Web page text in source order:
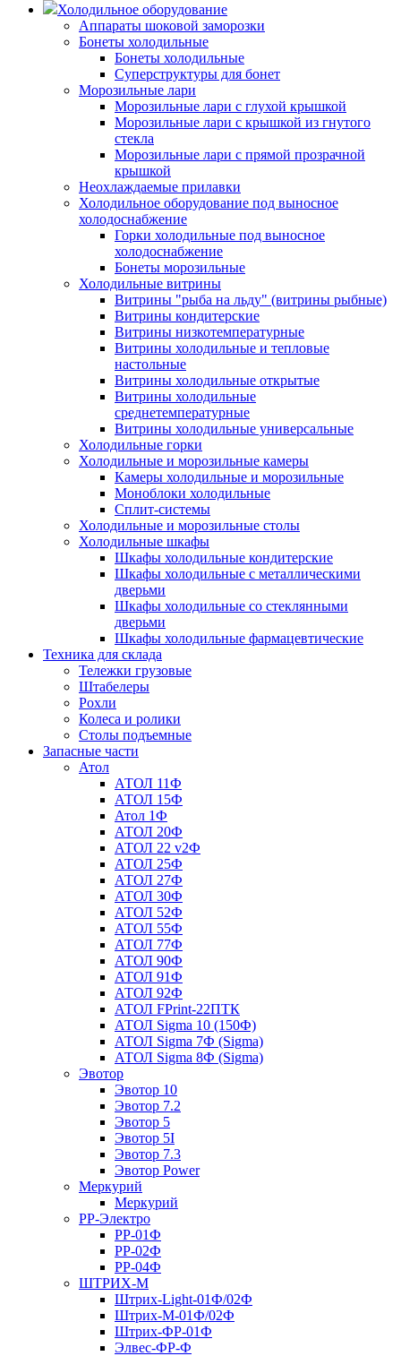
Холодильное оборудование
Аппараты шоковой заморозки
Бонеты холодильные
Бонеты холодильные
Суперструктуры для бонет
Морозильные лари
Морозильные лари с глухой крышкой
Морозильные лари с крышкой из гнутого
стекла
Морозильные лари с прямой прозрачной
крышкой
Неохлаждаемые прилавки
Холодильное оборудование под выносное
холодоснабжение
Горки холодильные под выносное
холодоснабжение
Бонеты морозильные
Холодильные витрины
Витрины "рыба на льду" (витрины рыбные)
Витрины кондитерские
Витрины низкотемпературные
Витрины холодильные и тепловые
настольные
Витрины холодильные открытые
Витрины холодильные
среднетемпературные
Витрины холодильные универсальные
Холодильные горки
Холодильные и морозильные камеры
Камеры холодильные и морозильные
Моноблоки холодильные
Сплит-системы
Холодильные и морозильные столы
Холодильные шкафы
Шкафы холодильные кондитерские
Шкафы холодильные с металлическими
дверьми
Шкафы холодильные со стеклянными
дверьми
Шкафы холодильные фармацевтические
Техника для склада
Тележки грузовые
Штабелеры
Рохли
Колеса и ролики
Столы подъемные
Запасные части
Атол
АТОЛ 11Ф
АТОЛ 15Ф
Атол 1Ф
АТОЛ 20Ф
АТОЛ 22 v2Ф
АТОЛ 25Ф
АТОЛ 27Ф
АТОЛ 30Ф
АТОЛ 52Ф
АТОЛ 55Ф
АТОЛ 77Ф
АТОЛ 90Ф
АТОЛ 91Ф
АТОЛ 92Ф
АТОЛ FPrint-22ПТК
АТОЛ Sigma 10 (150Ф)
АТОЛ Sigma 7Ф (Sigma)
АТОЛ Sigma 8Ф (Sigma)
Эвотор
Эвотор 10
Эвотор 7.2
Эвотор 5
Эвотор 5I
Эвотор 7.3
Эвотор Power
Меркурий
Меркурий
РР-Электро
РР-01Ф
РР-02Ф
РР-04Ф
ШТРИХ-М
Штрих-Light-01Ф/02Ф
Штрих-М-01Ф/02Ф
Штрих-ФР-01Ф
Элвес-ФР-Ф